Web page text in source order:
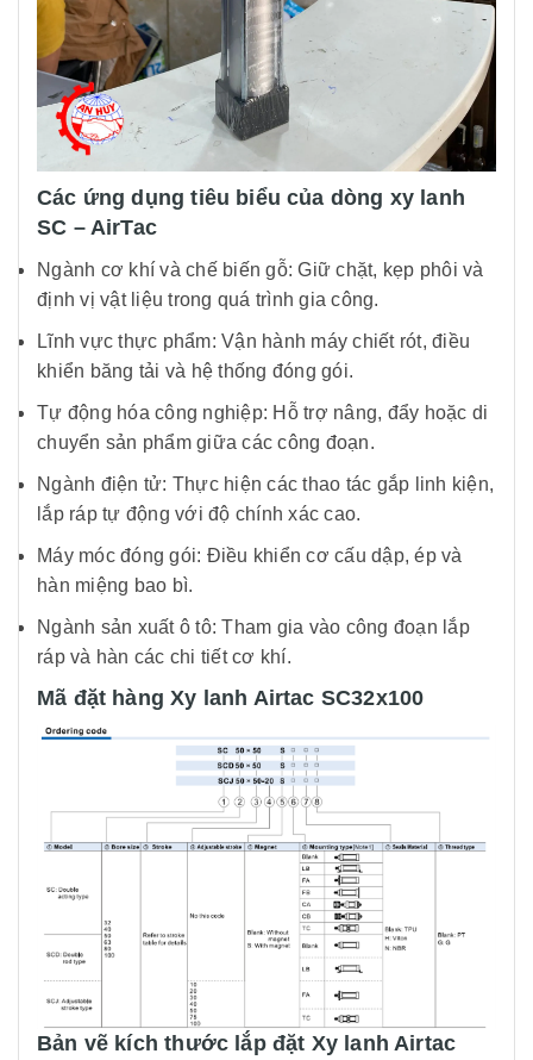
Các ứng dụng tiêu biểu của dòng xy lanh
SC – AirTac
Ngành cơ khí và chế biến gỗ: Giữ chặt, kẹp phôi và
định vị vật liệu trong quá trình gia công.
Lĩnh vực thực phẩm: Vận hành máy chiết rót, điều
khiển băng tải và hệ thống đóng gói.
Tự động hóa công nghiệp: Hỗ trợ nâng, đẩy hoặc di
chuyển sản phẩm giữa các công đoạn.
Ngành điện tử: Thực hiện các thao tác gắp linh kiện,
lắp ráp tự động với độ chính xác cao.
Máy móc đóng gói: Điều khiển cơ cấu dập, ép và
hàn miệng bao bì.
Ngành sản xuất ô tô: Tham gia vào công đoạn lắp
ráp và hàn các chi tiết cơ khí.
Mã đặt hàng Xy lanh Airtac SC32x100
Bản vẽ kích thước lắp đặt Xy lanh Airtac